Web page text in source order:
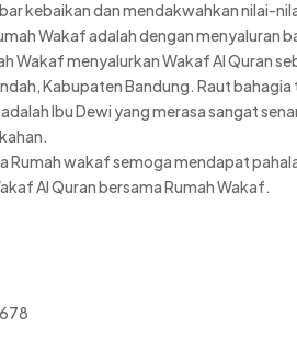
kebaikan dan mendakwahkan nilai-
Wakaf adalah dengan menyaluran
Wakaf menyalurkan Wakaf Al Quran
Kabupaten Bandung. Raut
Ibu Dewi yang merasa sangat
Rumah wakaf semoga mendapat
Al Quran bersama Rumah Wakaf.